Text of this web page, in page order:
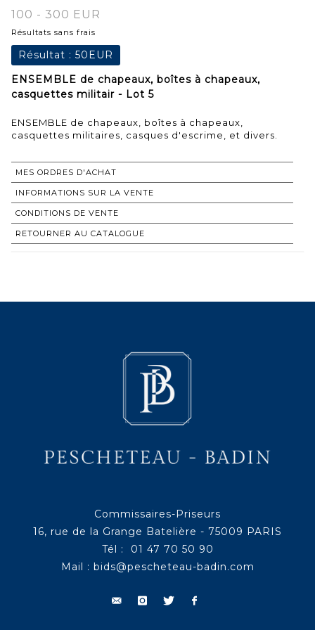
100 - 300 EUR
Résultats sans frais
Résultat : 50EUR
ENSEMBLE de chapeaux, boîtes à chapeaux,
casquettes militair - Lot 5
ENSEMBLE de chapeaux, boîtes à chapeaux,
casquettes militaires, casques d'escrime, et divers.
MES ORDRES D'ACHAT
INFORMATIONS SUR LA VENTE
CONDITIONS DE VENTE
RETOURNER AU CATALOGUE
Commissaires-Priseurs
16, rue de la Grange Batelière - 75009 PARIS
Tél : 01 47 70 50 90
Mail : bids@pescheteau-badin.com